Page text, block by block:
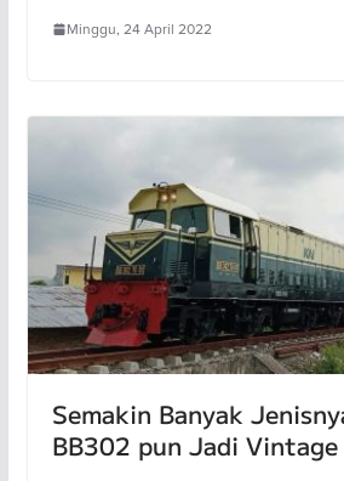
Minggu, 24 April 2022
Semakin Banyak
BB302 pun Jadi